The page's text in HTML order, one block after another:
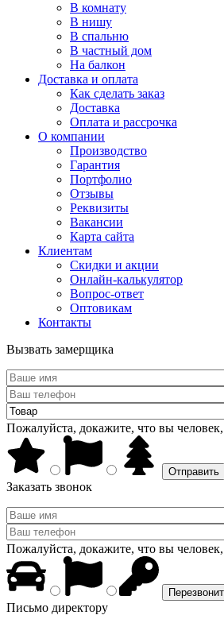
В комнату
В нишу
В спальню
В частный дом
На балкон
Доставка и оплата
Как сделать заказ
Доставка
Оплата и рассрочка
О компании
Производство
Гарантия
Портфолио
Отзывы
Реквизиты
Вакансии
Карта сайта
Клиентам
Скидки и акции
Онлайн-калькулятор
Вопрос-ответ
Оптовикам
Контакты
Вызвать замерщика
Пожалуйста, докажите, что вы
Заказать звонок
Пожалуйста, докажите, что вы
Письмо директору